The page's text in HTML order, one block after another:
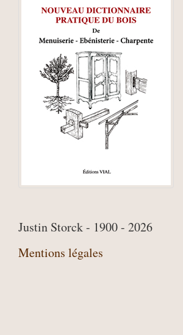
Justin Storck - 1900 - 2026
Mentions légales